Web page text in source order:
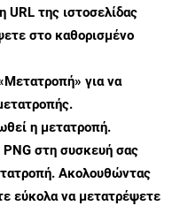
URL της ιστοσελίδας
στο καθορισμένο
για να
η μετατροπή.
στη συσκευή σας
Ακολουθώντας
εύκολα να μετατρέψετε